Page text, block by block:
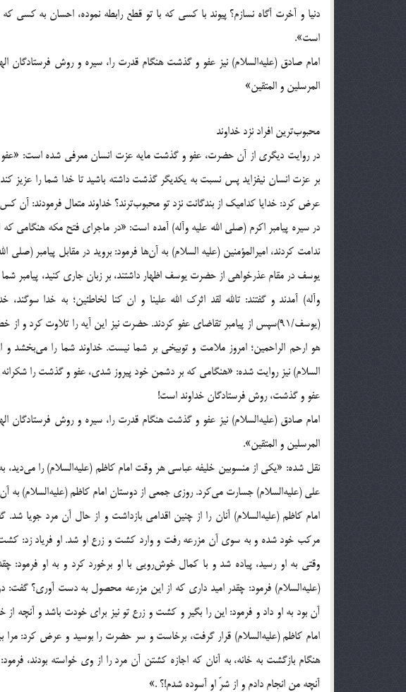
دنیا و آخرت آگاه نسازم؟ پیوند با کسی که با تو قطع رابطه نموده، احسان به
است».
امام صادق (علیه‌السلام) نیز عفو و گذشت هنگام قدرت را، سیره و روش فرستادگان
المرسلین و المتقین»
محبوب‌ترین افراد نزد خداوند
در روایت دیگری از آن حضرت، عفو و گذشت مایه عزت انسان معرفی شده است:
بر عزت انسان نیفزاید پس نسبت به یکدیگر گذشت داشته باشید تا خدا شما را عزیز
عرض کرد: خدایا کدامیک از بندگانت نزد تو محبوب‌ترند؟ خداوند متعال فرمودند:
در سیره پیامبر اکرم (صلی الله علیه وآله) آمده است: «در ماجرای فتح مکه هنگامی که
ندامت کردند، امیرالمؤمنین (علیه السلام) به آن‌ها فرمود: بروید در مقابل پیامبر
یوسف در مقام عذرخواهی از حضرت یوسف اظهار داشتند، بر زبان جاری کنید، پیامبر
وآله) آمدند و گفتند: تالله لقد اثرک الله علینا و ان کنا لخاطئین؛ به خدا
(یوسف/91)سپس از پیامبر تقاضای عفو کردند. حضرت نیز این آیه را تلاوت کرد و
السلام) نیز روایت شده: «هنگامی که بر دشمن خود پیروز شدی، عفو و گذشت را شکرانه
عفو و گذشت، روش فرستادگان خداوند است!
امام صادق (علیه‌السلام) نیز عفو و گذشت هنگام قدرت را، سیره و روش فرستادگان
المرسلین و المتقین».
نقل شده: «یکی از منسوبین خلیفه عباسی هر وقت امام کاظم (علیه‌السلام) را
علی (علیه‌السلام) جسارت می‌کرد. روزی جمعی از دوستان امام کاظم (علیه‌السلام) به
امام کاظم (علیه‌السلام) آنان را از چنین اقدامی بازداشت و از حال آن مرد جویا
مرکب خود شده و به سوی آن مزرعه رفت و وارد کشت و زرع او شد. او فریاد زد:
وقتی به او رسید، پیاده شد و با کمال خوش‌رویی با او برخورد کرد و به او
(علیه‌السلام) فرمود: چقدر امید داری که از این مزرعه محصول به دست آوری؟ گفت:
آن بود به او داد و فرمود: این را بگیر و کشت و زرع تو نیز برای خودت باشد و آنچه
امام کاظم (علیه‌السلام) قرار گرفت، برخاست و سر حضرت را بوسید و عرض کرد:
هنگام بازگشت به خانه، به آنان که اجازه کشتن آن مرد را از وی خواسته بودند،
آنچه من انجام دادم و از شرّ او آسوده شدم!؟ .»